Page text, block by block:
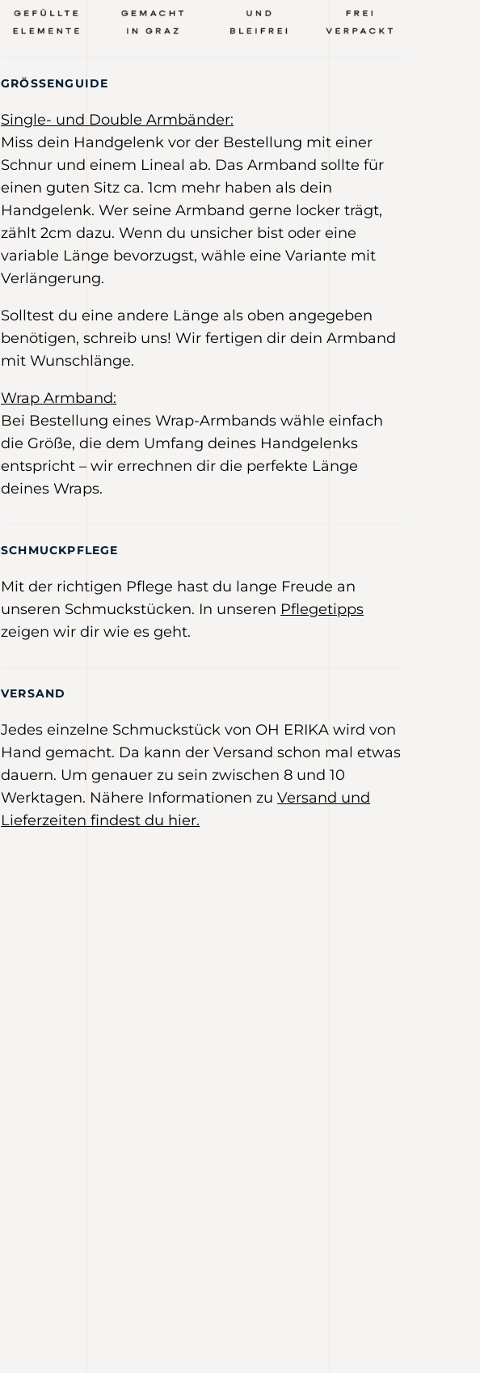
GRÖSSENGUIDE
Single- und Double Armbänder:
Miss dein Handgelenk vor der Bestellung mit einer
Schnur und einem Lineal ab. Das Armband sollte für
einen guten Sitz ca. 1cm mehr haben als dein
Handgelenk. Wer seine Armband gerne locker trägt,
zählt 2cm dazu. Wenn du unsicher bist oder eine
variable Länge bevorzugst, wähle eine Variante mit
Verlängerung.
Solltest du eine andere Länge als oben angegeben
benötigen, schreib uns! Wir fertigen dir dein Armband
mit Wunschlänge.
Wrap Armband:
Bei Bestellung eines Wrap-Armbands wähle einfach
die Größe, die dem Umfang deines Handgelenks
entspricht – wir errechnen dir die perfekte Länge
deines Wraps.
SCHMUCKPFLEGE
Mit der richtigen Pflege hast du lange Freude an
unseren Schmuckstücken. In unseren Pflegetipps
zeigen wir dir wie es geht.
VERSAND
Jedes einzelne Schmuckstück von OH ERIKA wird von
Hand gemacht. Da kann der Versand schon mal etwas
dauern. Um genauer zu sein zwischen 8 und 10
Werktagen. Nähere Informationen zuVersand und
Lieferzeiten findest du hier.